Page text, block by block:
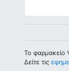
Το φαρμακείο
Δείτε τις